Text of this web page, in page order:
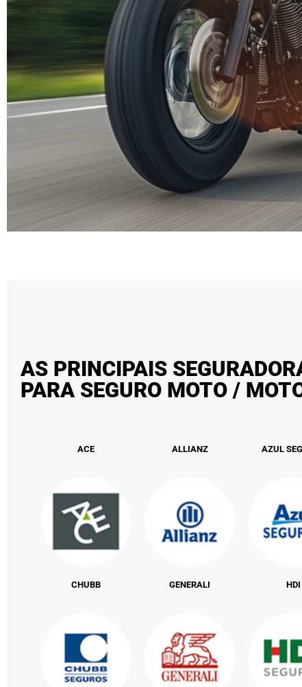
AS PRINCIPAIS
PARA SEGURO MOTO /
ACE
CHUBB
ALLIANZ
GENERALI
AZUL
HDI